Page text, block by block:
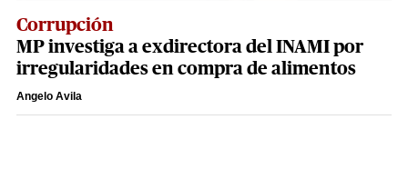
Corrupción
MP investiga a exdirectora del INAMI por
irregularidades en compra de alimentos
Angelo Avila